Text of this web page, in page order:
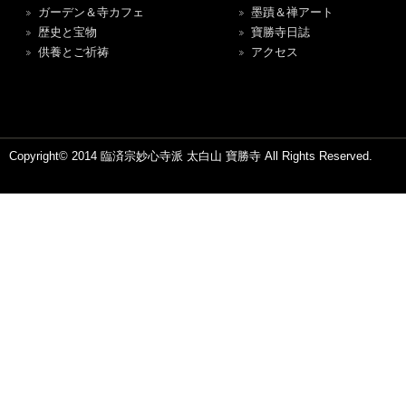
ガーデン＆寺カフェ
歴史と宝物
供養とご祈祷
墨蹟＆禅アート
寶勝寺日誌
アクセス
Copyright© 2014 臨済宗妙心寺派 太白山 寶勝寺 All Rights Reserved.